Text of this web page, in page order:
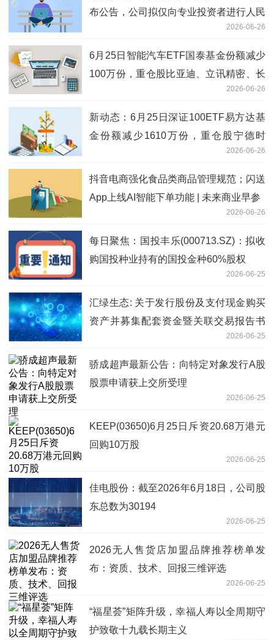
布公告，公司拟仅向专业投资者进行人民
2026-06-26
6月25日智能汽车ETF国泰基金份额减少
100万份，重仓股比亚迪、立讯精密、长
2026-06-26
新动态：6月25日深证100ETF易方达基
金份额减少1610万份，重仓股宁德时
2026-06-26
抖音电商强化食品类商品管理规范；闪送
App上线AI智能下单功能 | 未来商业早参
2026-06-26
每日聚焦：国投丰乐(000713.SZ)：拟收
购国投种业持有的国投金种60%股权
2026-06-25
汇绿生态: 关于发行股份及支付现金购买
资产并募集配套资金暨关联交易报告书
（草案）（修订稿）修订说明的公告-观
点
2026-06-25
骄成超声最新公告：向特定对象发行A股
股票申请获上交所受理
2026-06-25
KEEP(03650)6月25日斥资20.68万港元
回购10万股
2026-06-25
佳电股份：截至2026年6月18日，公司股
东总数为30194
2026-06-25
2026无人售货店加盟品牌推荐榜单发
布：资质、技术、回报三维评选
2026-06-25
“福星荟”矩阵升级，幸福人寿以全周期守
护致敬十九载长期主义